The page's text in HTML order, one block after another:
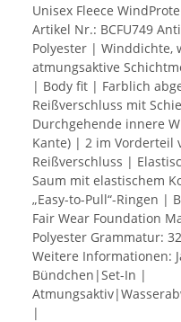
Unisex Fleece
Artikel Nr.: BCFU749
Polyester | Winddichte,
atmungsaktive
| Body fit | Farblich
Reißverschluss mit
Durchgehende innere
Kante) | 2 im Vorderteil
Reißverschluss |
Saum mit elastischem
„Easy-to-Pull“-Ringen |
Fair Wear Foundation
Polyester Grammatur:
Weitere Informationen:
Bündchen|Set-In |
|